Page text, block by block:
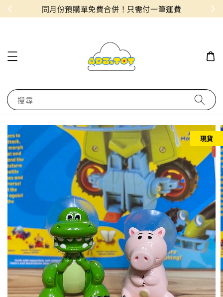
！ 同月份預購單免費合併！只需付一筆運費
搜尋
現貨